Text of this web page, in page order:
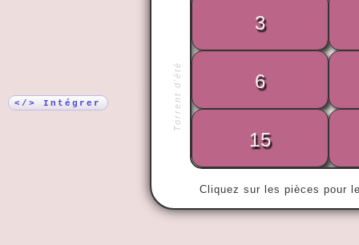
</> Intégrer Torrent d'été
Cliquez sur les pièces pour
« Ce n'est
marche. »
3
6
15